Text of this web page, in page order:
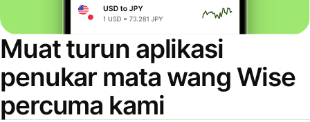
Muat turun aplikasi
penukar mata wang Wise
percuma kami